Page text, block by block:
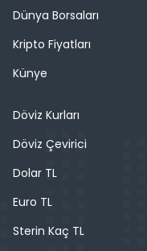
Dünya Borsaları
Kripto Fiyatları
Künye
Döviz Kurları
Döviz Çevirici
Dolar TL
Euro TL
Sterin Kaç TL